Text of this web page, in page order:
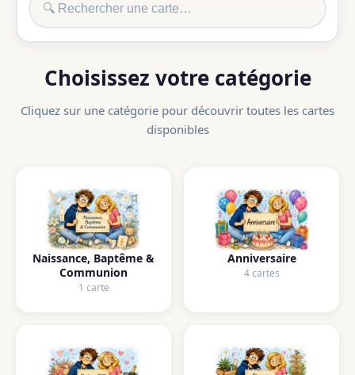
Choisissez votre catégorie
Cliquez sur une catégorie pour découvrir toutes les cartes
disponibles
Naissance, Baptême &
Communion
1 carte
Anniversaire
4 cartes